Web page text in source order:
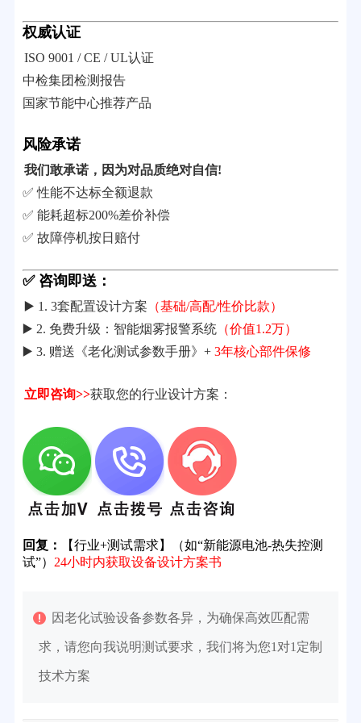
权威认证
ISO 9001 / CE / UL认证
中检集团检测报告
国家节能中心推荐产品
风险承诺
我们敢承诺，因为对品质绝对自信!
✅ 性能不达标全额退款
✅ 能耗超标200%差价补偿
✅ 故障停机按日赔付
✅ 咨询即送：
▶️ 1. 3套配置设计方案 （基础/高配/性价比款）
▶️ 2. 免费升级：智能烟雾报警系统（价值1.2万）
▶️ 3. 赠送《老化测试参数手册》+ 3年核心部件保修
立即咨询>>获取您的行业设计方案：
回复：
【行业+测试需求】（如“新能源电池-热失控测
试”） 24小时内获取设备设计方案书
因老化试验设备参数各异，为确保高效匹配需
求，请您向我说明测试要求，我们将为您1对1定制
技术方案